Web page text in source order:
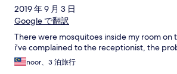
2019 年 9 月 3 日
Google で翻訳
There were mosquitoes inside my room
i've complained to the receptionist, the
noor、3 泊旅行